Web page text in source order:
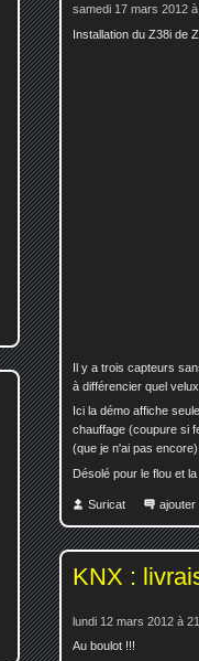
samedi 17 mars 2012
Installation du Z38i de
Il y a trois capteurs
à différencier quel
Ici la démo affiche
chauffage (coupure si
(que je n'ai pas
Désolé pour le flou et
Suricat ajouter
KNX :
lundi 12 mars 2012 à
Au boulot !!!